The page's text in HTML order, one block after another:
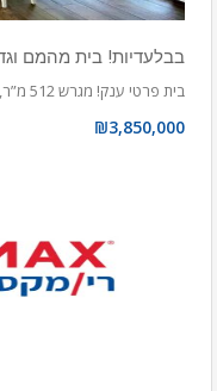
בבלעדיות! בית מהמם
בית פרטי ענק! מגרש 512 מ”ר, בנוי 222 מ”ר.…
₪3,850,000